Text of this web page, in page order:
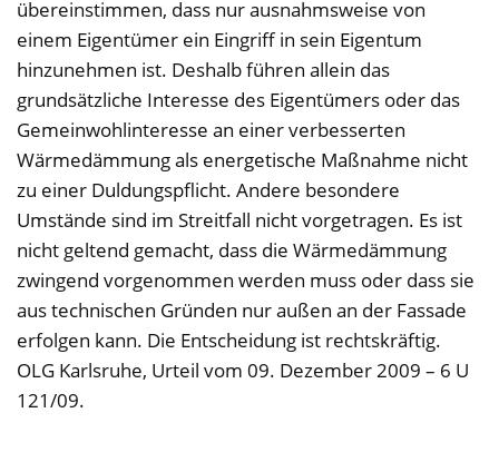
übereinstimmen, dass nur ausnahmsweise von
einem Eigentümer ein Eingriff in sein Eigentum
hinzunehmen ist. Deshalb führen allein das
grundsätzliche Interesse des Eigentümers oder das
Gemeinwohlinteresse an einer verbesserten
Wärmedämmung als energetische Maßnahme nicht
zu einer Duldungspflicht. Andere besondere
Umstände sind im Streitfall nicht vorgetragen. Es ist
nicht geltend gemacht, dass die Wärmedämmung
zwingend vorgenommen werden muss oder dass sie
aus technischen Gründen nur außen an der Fassade
erfolgen kann. Die Entscheidung ist rechtskräftig.
OLG Karlsruhe, Urteil vom 09. Dezember 2009 – 6 U
121/09.